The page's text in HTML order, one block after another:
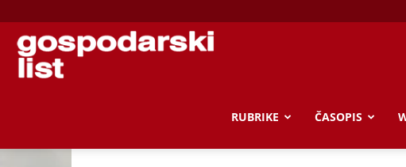
Gospodarski
RUBRIKE ČASOPIS